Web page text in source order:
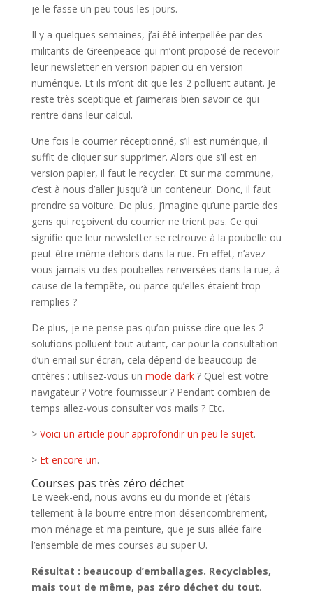
je le fasse un peu tous les jours.
Il y a quelques semaines, j’ai été interpellée par des
militants de Greenpeace qui m’ont proposé de recevoir
leur newsletter en version papier ou en version
numérique. Et ils m’ont dit que les 2 polluent autant. Je
reste très sceptique et j’aimerais bien savoir ce qui
rentre dans leur calcul.
Une fois le courrier réceptionné, s’il est numérique, il
suffit de cliquer sur supprimer. Alors que s’il est en
version papier, il faut le recycler. Et sur ma commune,
c’est à nous d’aller jusqu’à un conteneur. Donc, il faut
prendre sa voiture. De plus, j’imagine qu’une partie des
gens qui reçoivent du courrier ne trient pas. Ce qui
signifie que leur newsletter se retrouve à la poubelle ou
peut-être même dehors dans la rue. En effet, n’avez-
vous jamais vu des poubelles renversées dans la rue, à
cause de la tempête, ou parce qu’elles étaient trop
remplies ?
De plus, je ne pense pas qu’on puisse dire que les 2
solutions polluent tout autant, car pour la consultation
d’un email sur écran, cela dépend de beaucoup de
critères : utilisez-vous un mode dark? Quel est votre
navigateur ? Votre fournisseur ? Pendant combien de
temps allez-vous consulter vos mails ? Etc.
> Voici un article pour approfondir un peu le sujet.
> Et encore un.
Courses pas très zéro déchet
Le week-end, nous avons eu du monde et j’étais
tellement à la bourre entre mon désencombrement,
mon ménage et ma peinture, que je suis allée faire
l’ensemble de mes courses au super U.
Résultat : beaucoup d’emballages. Recyclables,
mais tout de même, pas zéro déchet du tout.